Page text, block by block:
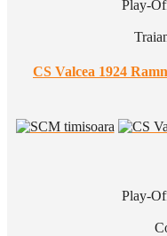
Play-
CS Valcea 1924
Play-